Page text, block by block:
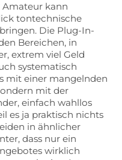
Amateur kann
tontechnische
Die Plug-In-
Bereichen, in
extrem viel Geld
systematisch
mit einer mangelnden
mit der
einfach wahllos
es ja praktisch nichts
in ähnlicher
dass nur ein
wirklich